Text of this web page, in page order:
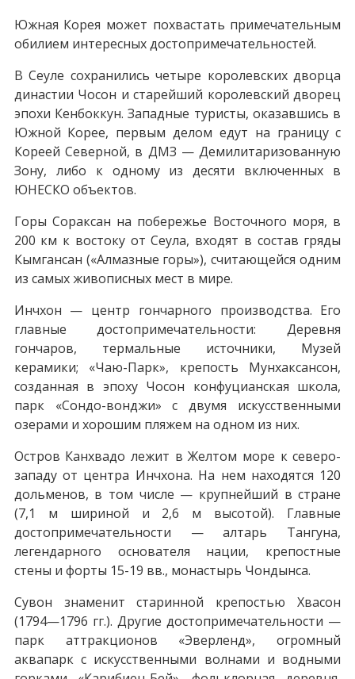
Южная Корея может похвастать примечательным
обилием интересных достопримечательностей.
В Сеуле сохранились четыре королевских дворца
династии Чосон и старейший королевский дворец
эпохи Кенбоккун. Западные туристы, оказавшись в
Южной Корее, первым делом едут на границу с
Кореей Северной, в ДМЗ — Демилитаризованную
Зону, либо к одному из десяти включенных в
ЮНЕСКО объектов.
Горы Сораксан на побережье Восточного моря, в
200 км к востоку от Сеула, входят в состав гряды
Кымгансан («Алмазные горы»), считающейся одним
из самых живописных мест в мире.
Инчхон — центр гончарного производства. Его
главные достопримечательности: Деревня
гончаров, термальные источники, Музей
керамики; «Чаю-Парк», крепость Мунхаксансон,
созданная в эпоху Чосон конфуцианская школа,
парк «Сондо-вонджи» с двумя искусственными
озерами и хорошим пляжем на одном из них.
Остров Канхвадо лежит в Желтом море к северо-
западу от центра Инчхона. На нем находятся 120
дольменов, в том числе — крупнейший в стране
(7,1 м шириной и 2,6 м высотой). Главные
достопримечательности — алтарь Тангуна,
легендарного основателя нации, крепостные
стены и форты 15-19 вв., монастырь Чондынса.
Сувон знаменит старинной крепостью Хвасон
(1794—1796 гг.). Другие достопримечательности —
парк аттракционов «Эверленд», огромный
аквапарк с искусственными волнами и водными